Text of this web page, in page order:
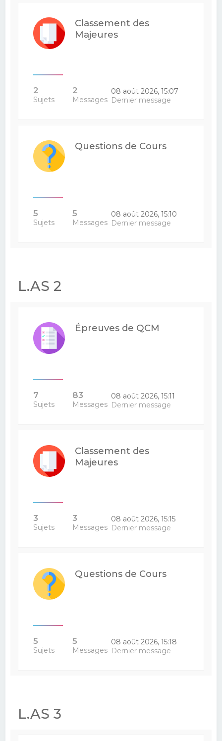
Classement des
Majeures
2
Sujets
2
Messages
08 août 2026, 15:07
Dernier message
Questions de Cours
5
Sujets
5
Messages
08 août 2026, 15:10
Dernier message
L.AS 2
Épreuves de QCM
7
Sujets
83
Messages
08 août 2026, 15:11
Dernier message
Classement des
Majeures
3
Sujets
3
Messages
08 août 2026, 15:15
Dernier message
Questions de Cours
5
Sujets
5
Messages
08 août 2026, 15:18
Dernier message
L.AS 3